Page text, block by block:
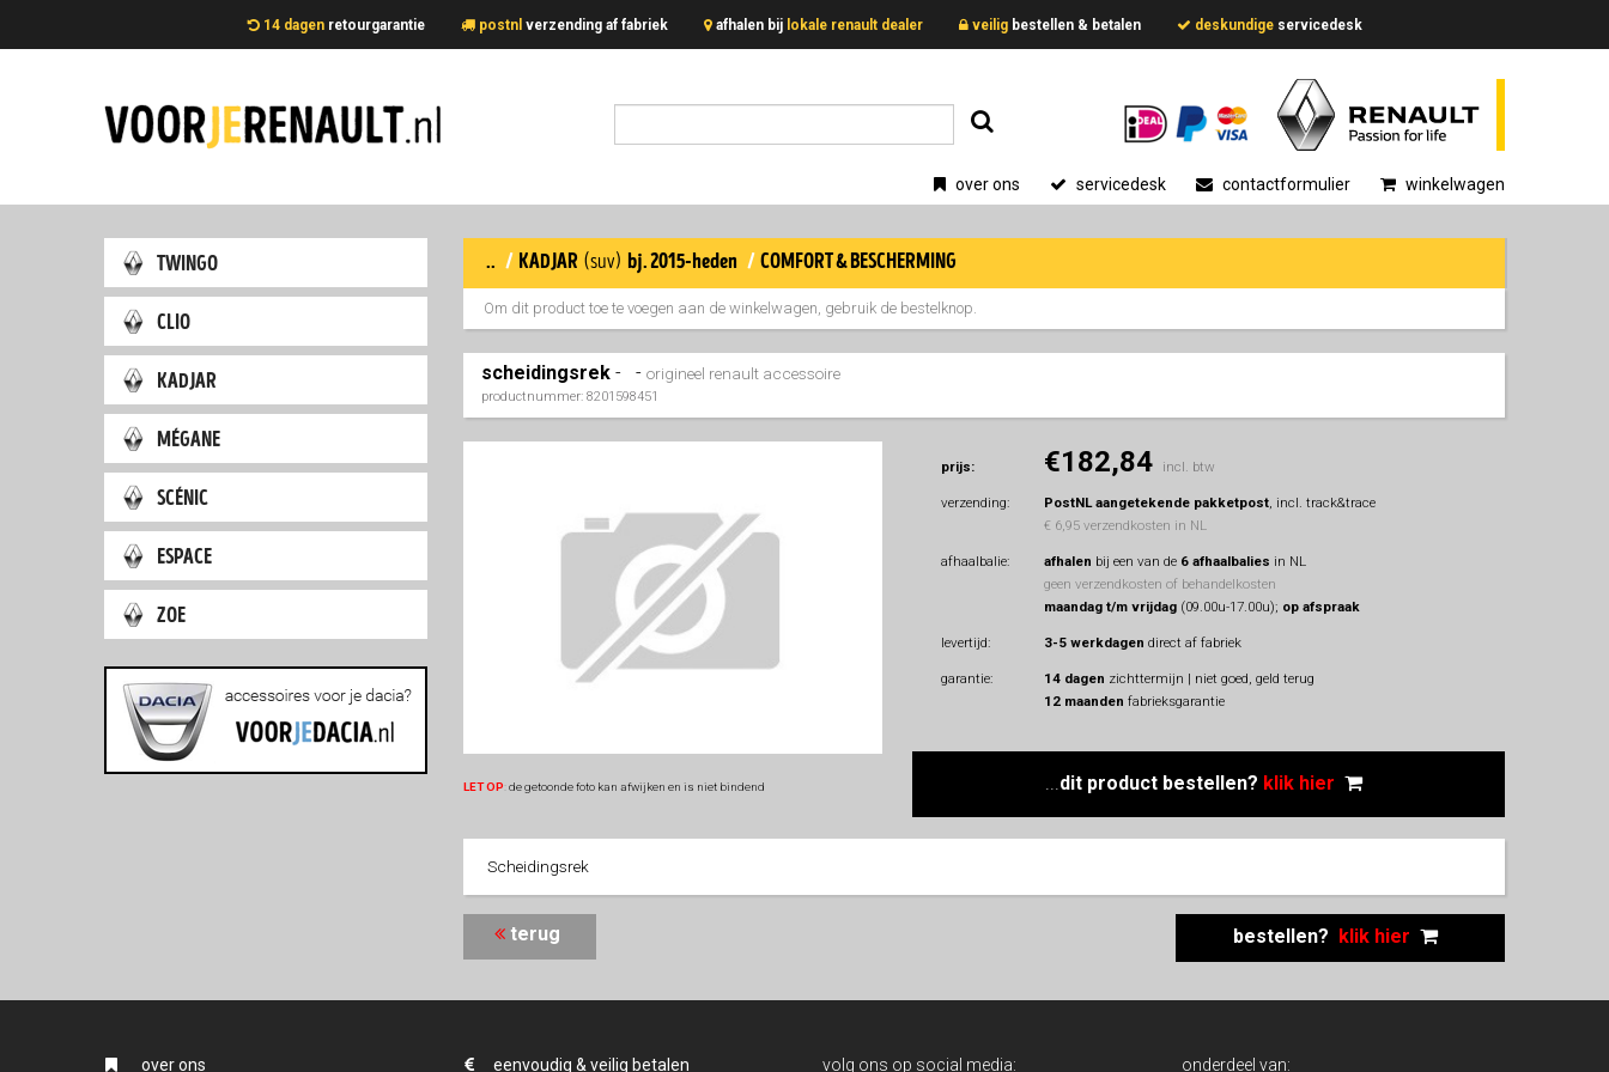
14 dagenretourgarantie postnl verzending af fabriek afhalen bijlokale renault dealer veiligbestellen & betalen deskundigeservicedesk
winkelwagen
contactformulier
servicedesk
over ons
twingo
clio
kadjar
mégane
scénic
espace
zoe
.. / kadjar (suv) bj. 2015-heden / comfort & bescherming
Om dit product toe te voegen aan de winkelwagen, gebruik de bestelknop.
scheidingsrek - - origineel renault accessoire
productnummer: 8201598451
LET OP de getoonde foto kan afwijken en is niet bindend
prijs: €182,84 incl. btw
verzending: PostNL aangetekende pakketpost, incl. track&trace
€ 6,95 verzendkosten in NL
afhaalbalie: afhalen bij een van de 6 afhaalbalies in NL
geen verzendkosten of behandelkosten
maandag t/m vrijdag (09.00u-17.00u); op afspraak
levertijd: 3-5 werkdagen direct af fabriek
garantie: 14 dagen zichttermijn | niet goed, geld terug
12 maanden fabrieksgarantie
...dit product bestellen? klik hier
Scheidingsrek
terug bestellen? klik hier
over ons eenvoudig & veilig betalen volg ons op social media: onderdeel van: